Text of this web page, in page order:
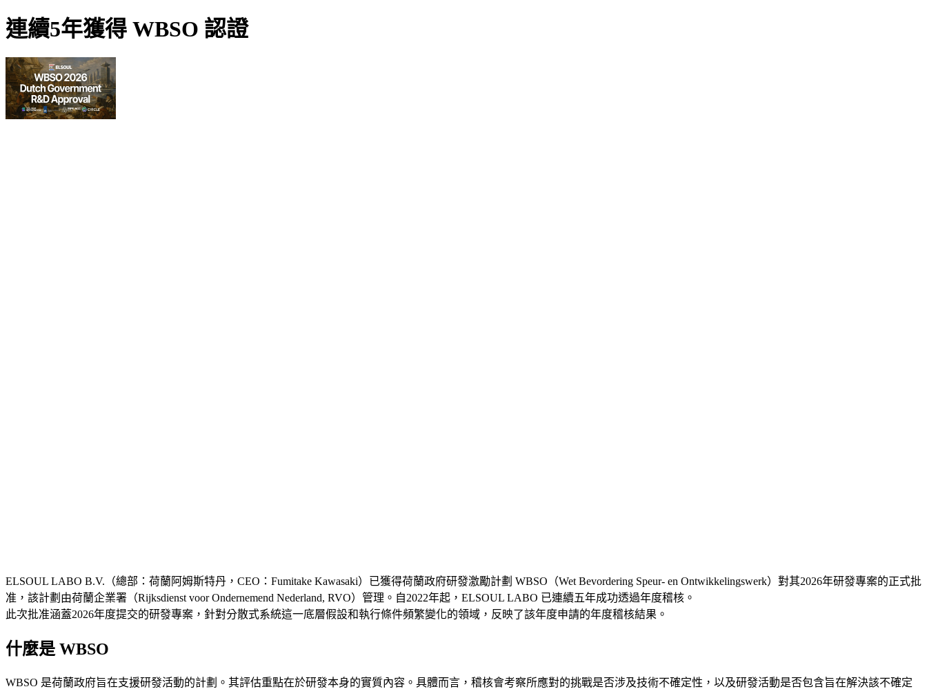
連續5年獲得 WBSO 認證
ELSOUL LABO B.V.（總部：荷蘭阿姆斯特丹，CEO：Fumitake Kawasaki）已獲得荷蘭政府研發激勵計劃 WBSO（Wet Bevordering Speur- en Ontwikkelingswerk）對其2026年研發專案的正式批
准，該計劃由荷蘭企業署（Rijksdienst voor Ondernemend Nederland, RVO）管理。自2022年起，ELSOUL LABO 已連續五年成功透過年度稽核。
此次批准涵蓋2026年度提交的研發專案，針對分散式系統這一底層假設和執行條件頻繁變化的領域，反映了該年度申請的年度稽核結果。
什麼是 WBSO
WBSO 是荷蘭政府旨在支援研發活動的計劃。其評估重點在於研發本身的實質內容。具體而言，稽核會考察所應對的挑戰是否涉及技術不確定性，以及研發活動是否包含旨在解決該不確定